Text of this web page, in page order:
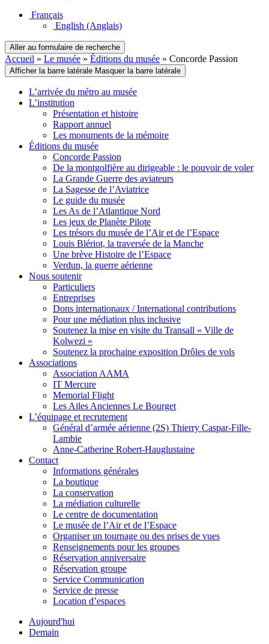
Français
English (Anglais)
Aller au formulaire de recherche
Accueil » Le musée » Éditions du musée » Concorde Passion
Afficher la barre latérale Masquer la barre latérale
L’arrivée du métro au musée
L’institution
Présentation et histoire
Rapport annuel
Les monuments de la mémoire
Éditions du musée
Concorde Passion
De la montgolfière au dirigeable : le pouvoir de voler
La Grande Guerre des aviateurs
La Sagesse de l’Aviatrice
Le guide du musée
Les As de l’Atlantique Nord
Les jeux de Planète Pilote
Les trésors du musée de l’Air et de l’Espace
Louis Blériot, la traversée de la Manche
Une brève Histoire de l’Espace
Verdun, la guerre aérienne
Nous soutenir
Particuliers
Entreprises
Dons internationaux / International contributions
Pour une médiation plus inclusive
Soutenez la mise en visite du Transall « Ville de
Kolwezi »
Soutenez la prochaine exposition Drôles de vols
Associations
Association AAMA
IT Mercure
Memorial Flight
Les Ailes Anciennes Le Bourget
L’équipage et recrutement
Général d’armée aérienne (2S) Thierry Caspar-Fille-
Lambie
Anne-Catherine Robert-Hauglustaine
Contact
Informations générales
La boutique
La conservation
La médiation culturelle
Le centre de documentation
Le musée de l’Air et de l’Espace
Organiser un tournage ou des prises de vues
Renseignements pour les groupes
Réservation anniversaire
Réservation groupe
Service Communication
Service de presse
Location d’espaces
Aujourd'hui
Demain